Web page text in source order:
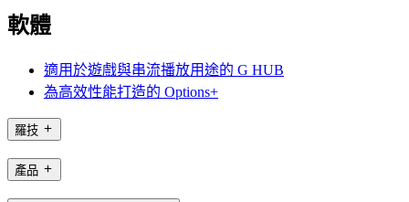
軟體
適用於遊戲與串流播放用途的 G HUB
為高效性能打造的 Options+
羅技
產品